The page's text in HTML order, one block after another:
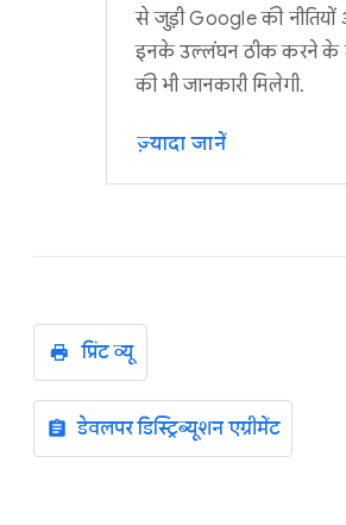
से जुड़ी Google की नीतियों
इनके उल्लंघन ठीक करने के
की भी जानकारी मिलेगी.
ज़्यादा जानें
प्रिंट व्यू
डेवलपर डिस्ट्रिब्यूशन एग्रीमेंट